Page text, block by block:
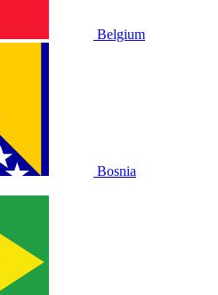
Belgium
Bosnia